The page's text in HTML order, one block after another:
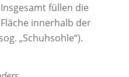
füllen die
innerhalb der
„Schuhsohle“).